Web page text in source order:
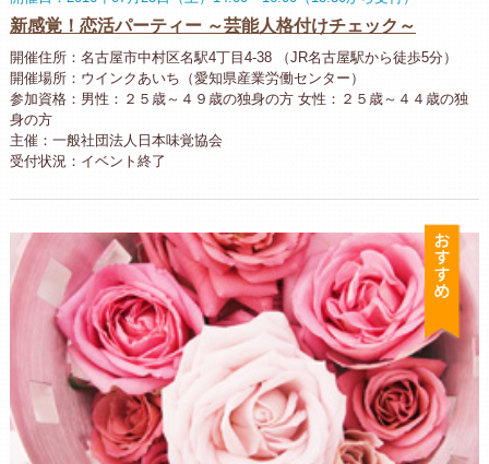
新感覚！恋活パーティー ～芸能人格付けチェック～
開催住所：名古屋市中村区名駅4丁目4-38 （JR名古屋駅から徒歩5分）
開催場所：ウインクあいち（愛知県産業労働センター）
参加資格：男性：２５歳～４９歳の独身の方 女性：２５歳～４４歳の独
身の方
主催：一般社団法人日本味覚協会
受付状況：イベント終了
お